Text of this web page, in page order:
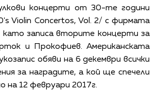
концерти от 30-те години
Violin Concertos, Vol. 2/ с фирмата
като записа вторите концерти за
и Прокофиев. Американската
обяви на 6 декември всички
за наградите, а кой ще спечели
на 12 февруари 2017г.